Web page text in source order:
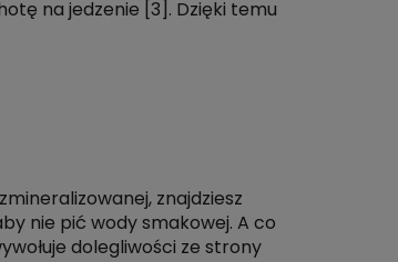
na jedzenie [3]. Dzięki temu
znajdziesz
nie pić wody smakowej. A co
dolegliwości ze strony